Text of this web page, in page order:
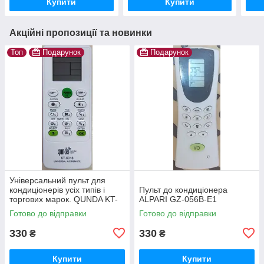
Акційні пропозиції та новинки
Топ Подарунок
Універсальний пульт для
кондиціонерів усіх типів і
торгових марок. QUNDA KT-
6018.
Готово до відправки
330 ₴
Купити
Подарунок
Пульт до кондиціонера
ALPARI GZ-056B-E1
Готово до відправки
330 ₴
Купити